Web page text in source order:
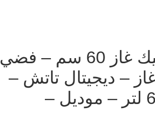
فرن بلت إن إيكوماتيك غاز 60 سم – فضي
– ديجيتال تاتش –
أمان كامل – سعة 67 لتر – موديل –